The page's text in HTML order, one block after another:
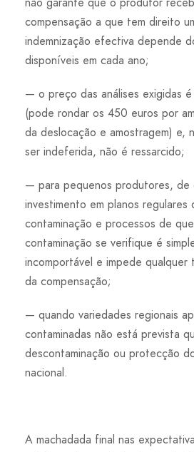
compensação a que tem direito
indemnização efectiva depende
disponíveis em cada ano;
— o preço das análises exigidas
(pode rondar os 450 euros por
da deslocação e amostragem) e,
ser indeferida, não é ressarcido;
— para pequenos produtores, de
investimento em planos
contaminação e processos de
contaminação se verifique é
incomportável e impede
da compensação;
— quando variedades regionais
contaminadas não está prevista
descontaminação ou protecção
nacional.
A machadada final nas